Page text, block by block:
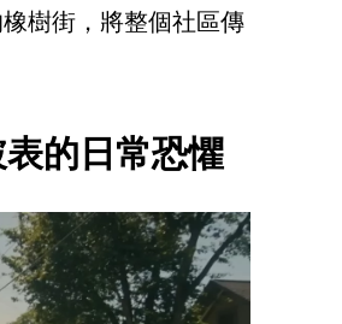
樹街，將整個社區傳
的日常恐懼